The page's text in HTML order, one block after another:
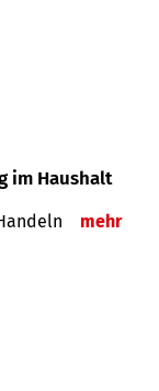
im Haushalt
mehr